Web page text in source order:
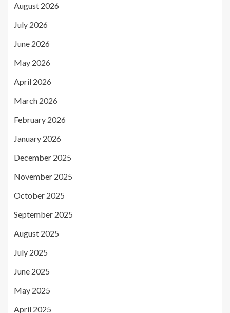
August 2026
July 2026
June 2026
May 2026
April 2026
March 2026
February 2026
January 2026
December 2025
November 2025
October 2025
September 2025
August 2025
July 2025
June 2025
May 2025
April 2025